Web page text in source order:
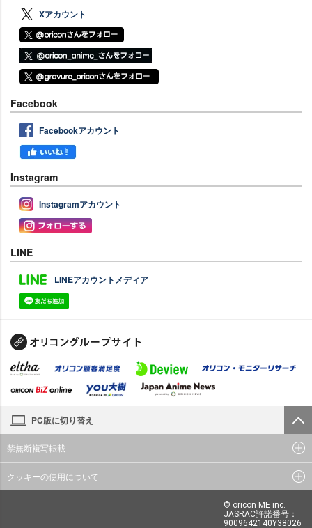
Xアカウント
Facebook
Facebookアカウント
Instagram
Instagramアカウント
LINE
LINEアカウントメディア
PC版に切り替え
禁無断複写転載
クッキーの使用について
© oricon ME inc.
JASRAC許諾番号：
9009642140Y38026